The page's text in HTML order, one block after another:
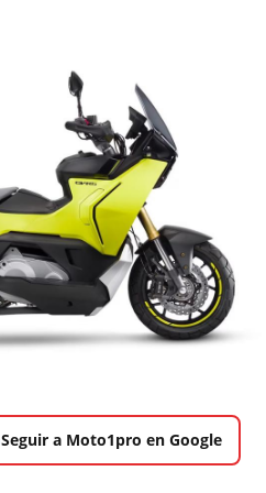
Seguir a Moto1pro en Google